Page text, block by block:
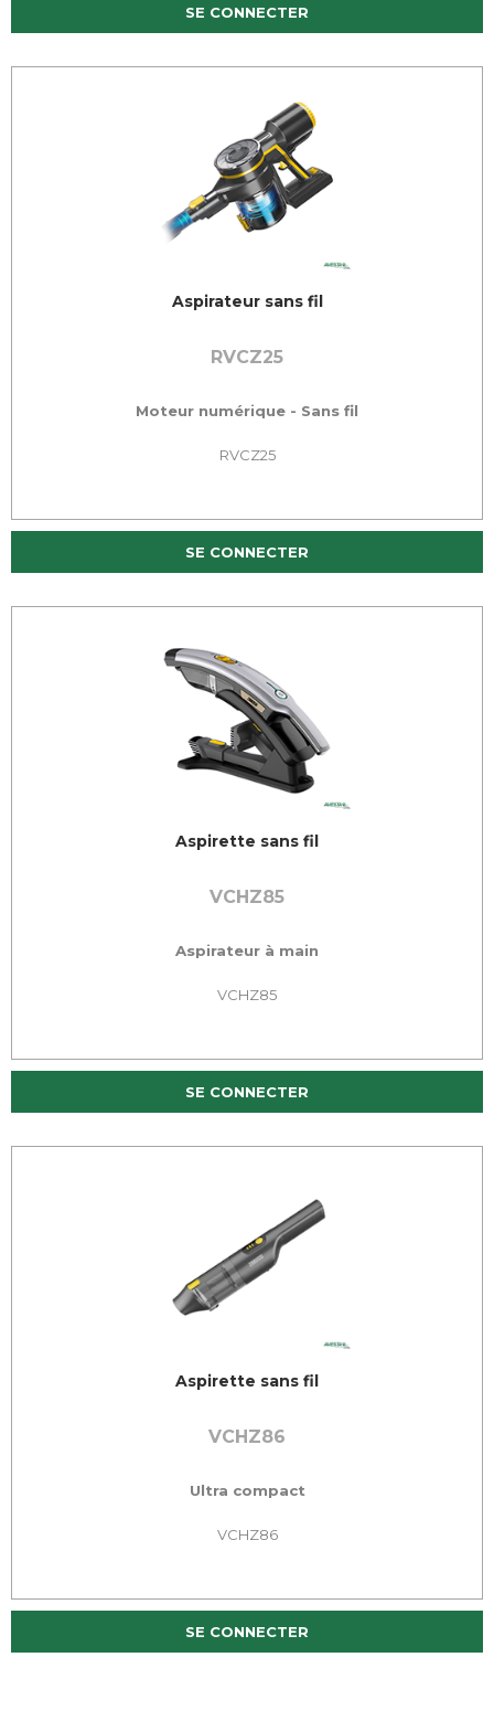
SE CONNECTER
Aspirateur sans fil
RVCZ25
Moteur numérique - Sans fil
RVCZ25
SE CONNECTER
Aspirette sans fil
VCHZ85
Aspirateur à main
VCHZ85
SE CONNECTER
Aspirette sans fil
VCHZ86
Ultra compact
VCHZ86
SE CONNECTER